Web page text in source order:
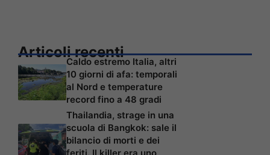
Articoli recenti
Caldo estremo Italia, altri
10 giorni di afa: temporali
al Nord e temperature
record fino a 48 gradi
Thailandia, strage in una
scuola di Bangkok: sale il
bilancio di morti e dei